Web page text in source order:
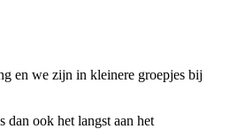
en we zijn in kleinere groepjes bij
dan ook het langst aan het